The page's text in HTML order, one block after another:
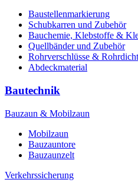
Baustellenmarkierung
Schubkarren und Zubehör
Bauchemie, Klebstoffe &
Quellbänder und Zubehör
Rohrverschlüsse &
Abdeckmaterial
Bautechnik
Bauzaun & Mobilzaun
Mobilzaun
Bauzauntore
Bauzaunzelt
Verkehrssicherung